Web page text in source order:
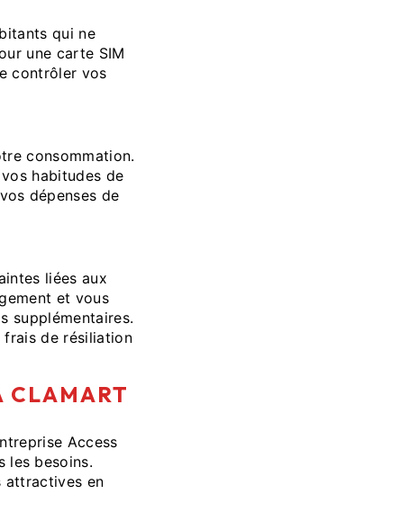
qui ne
une carte SIM
contrôler vos
consommation.
habitudes de
dépenses de
liées aux
et vous
supplémentaires.
frais de résiliation
CLAMART
Access
les besoins.
attractives en